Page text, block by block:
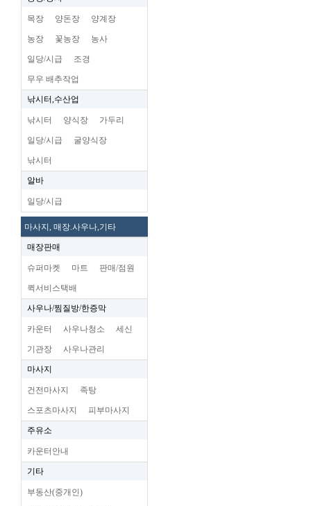
목장 양돈장 양계장
농장 꽃농장 농사
일당/시급 조경
무우 배추작업
낚시터,수산업
낚시터 양식장 가두리
일당/시급 굴양식장
낚시터
알바
일당/시급
마사지, 매장.사우나,기타
매장판매
슈퍼마켓 마트 판매/점원
퀵서비스택배
사우나/찜질방/한증막
카운터 사우나청소 세신
기관장 사우나관리
마사지
건전마사지 족탕
스포츠마사지 피부마사지
주유소
카운터안내
기타
부동산(중개인)